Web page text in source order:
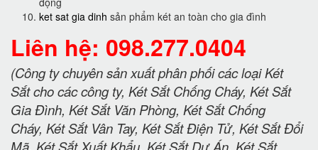
ket sat gia dinh sản phẩm két an toàn cho gia đình
Liên hệ: 098.277.0404
(Công ty chuyên sản xuất phân phối các loại Két
Sắt cho các công ty, Két Sắt Chống Cháy, Két Sắt
Gia Đình, Két Sắt Văn Phòng, Két Sắt Chống
Cháy, Két Sắt Vân Tay, Két Sắt Điện Tử, Két Sắt Đổi
Mã, Két Sắt Xuất Khẩu, Két Sắt Dự Án, Két Sắt